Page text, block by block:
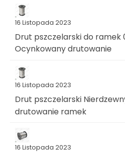
16 Listopada 2023
Drut pszczelarski do ramek
Ocynkowany drutowanie
16 Listopada 2023
Drut pszczelarski
drutowanie ramek
16 Listopada 2023